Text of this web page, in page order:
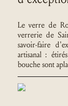
Le verre de
verrerie de
savoir-faire
artisanal :
bouche sont